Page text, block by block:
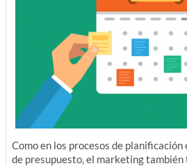
Como en los procesos de
de presupuesto, el marketing también